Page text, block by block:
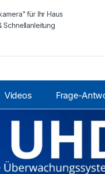
für Ihr Haus
Schnellanleitung
Videos Frage-